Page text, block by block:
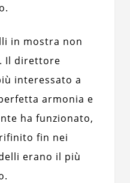
in mostra non
Il direttore
interessato a
armonia e
ha funzionato,
fin nei
erano il più